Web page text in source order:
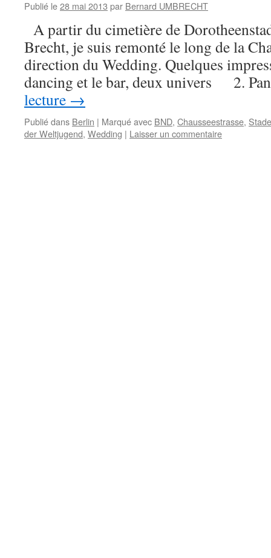
Publié le28 mai 2013 par Bernard UMBRECHT
A partir du cimetière de
Brecht, je suis remonté le long de la
direction du Wedding. Quelques
dancing et le bar, deux univers 2.
lecture →
Publié dans Berlin | Marqué avec BND, Chausseestrasse,
der Weltjugend, Wedding | Laisser un commentaire